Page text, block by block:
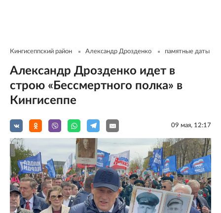
Кингисеппский район Александр Дрозденко памятные даты
Александр Дрозденко идет в
строю «Бессмертного полка» в
Кингисеппе
09 мая, 12:17